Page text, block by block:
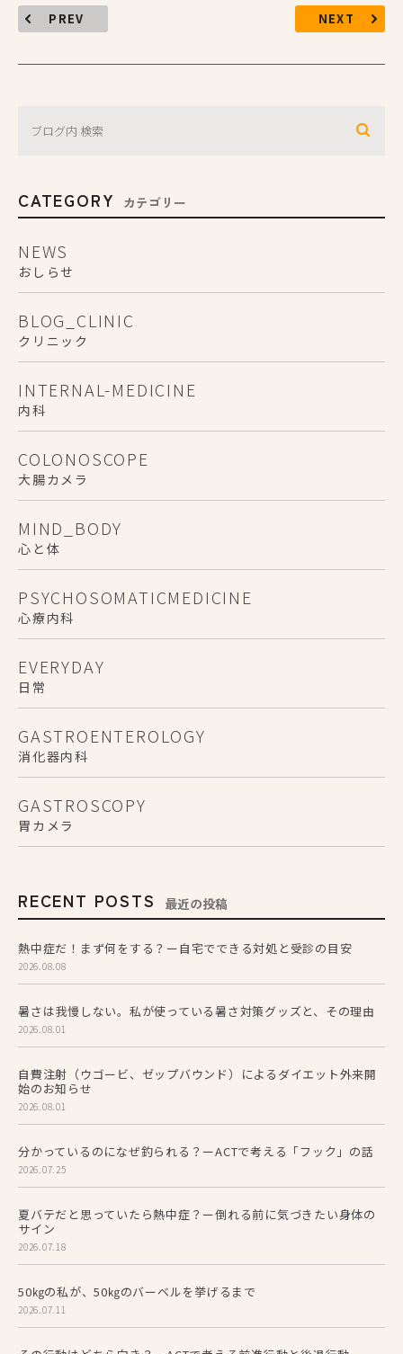
PREV NEXT
CATEGORY カテゴリー
NEWS
おしらせ
BLOG_CLINIC
クリニック
INTERNAL-MEDICINE
内科
COLONOSCOPE
大腸カメラ
MIND_BODY
心と体
PSYCHOSOMATICMEDICINE
心療内科
EVERYDAY
日常
GASTROENTEROLOGY
消化器内科
GASTROSCOPY
胃カメラ
RECENT POSTS 最近の投稿
熱中症だ！まず何をする？ー自宅でできる対処と受診の目安
2026.08.08
暑さは我慢しない。私が使っている暑さ対策グッズと、その理由
2026.08.01
自費注射（ウゴービ、ゼップバウンド）によるダイエット外来開
始のお知らせ
2026.08.01
分かっているのになぜ釣られる？ーACTで考える「フック」の話
2026.07.25
夏バテだと思っていたら熱中症？ー倒れる前に気づきたい身体の
サイン
2026.07.18
50㎏の私が、50㎏のバーベルを挙げるまで
2026.07.11